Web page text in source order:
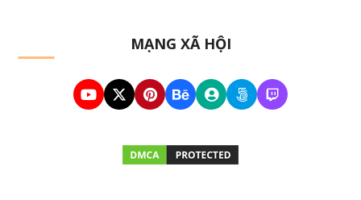
MẠNG XÃ HỘI